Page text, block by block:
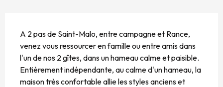
A 2 pas de Saint-Malo, entre campagne et Rance,
venez vous ressourcer en famille ou entre amis dans
l'un de nos 2 gîtes, dans un hameau calme et paisible.
Entièrement indépendante, au calme d'un hameau, la
maison très confortable allie les styles anciens et